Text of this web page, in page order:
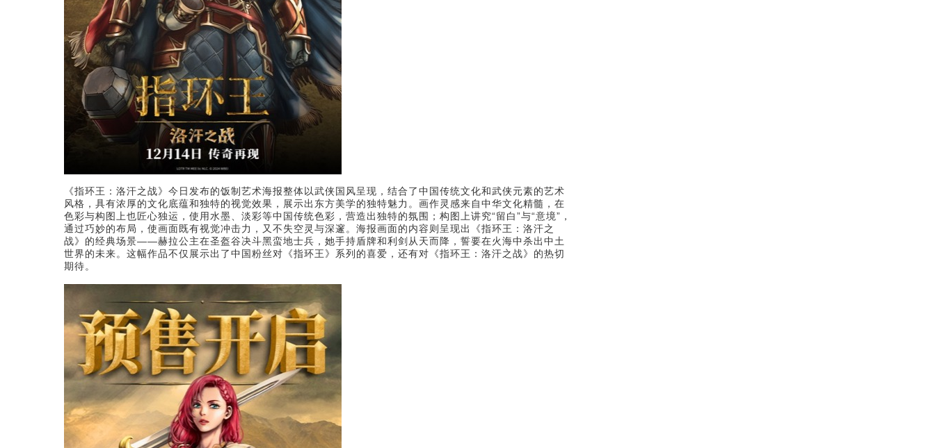
《指环王：洛汗之战》今日发布的饭制艺术海报整体以武侠国风呈现，结合了中国传统文化和武侠元素的艺术
风格，具有浓厚的文化底蕴和独特的视觉效果，展示出东方美学的独特魅力。画作灵感来自中华文化精髓，‌在
色彩与构图上也匠心独运，使用水墨、淡彩等中国传统色彩，营造出独特的氛围；构图上讲究“留白”与“意境”，
通过巧妙的布局，使画面既有视觉冲击力，又不失空灵与深邃‌。海报画面的内容则呈现出《指环王：洛汗之
战》的经典场景——赫拉公主在圣盔谷决斗黑蛮地士兵，她手持盾牌和利剑从天而降，誓要在火海中杀出中土
世界的未来。这幅作品不仅展示出了中国粉丝对《指环王》系列的喜爱，还有对《指环王：洛汗之战》的热切
期待。